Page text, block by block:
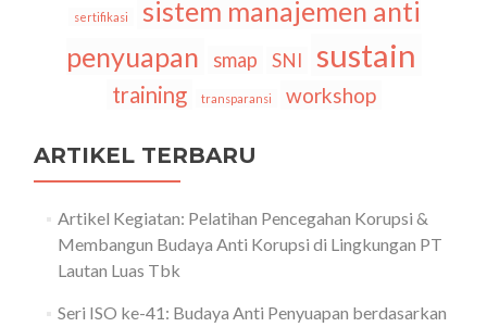
sertifikasi
sistem manajemen anti
penyuapan
smap SNI sustain
training transparansi workshop
ARTIKEL TERBARU
Artikel Kegiatan: Pelatihan Pencegahan Korupsi &
Membangun Budaya Anti Korupsi di Lingkungan PT
Lautan Luas Tbk
Seri ISO ke-41: Budaya Anti Penyuapan berdasarkan